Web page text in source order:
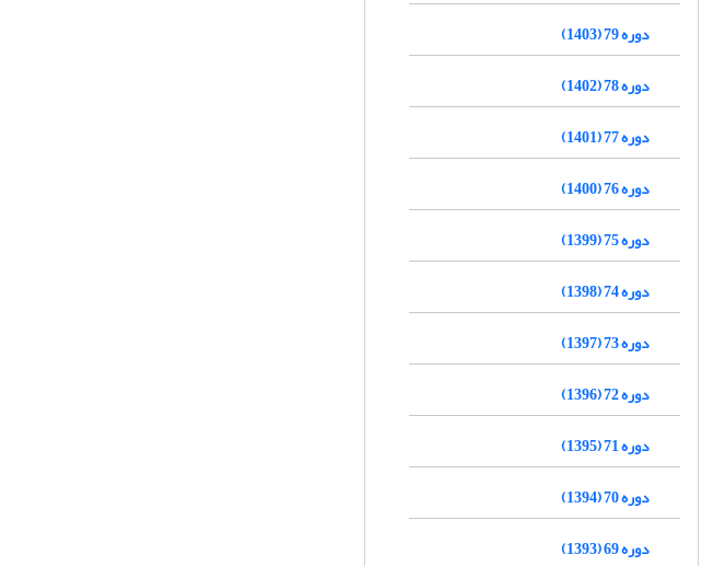
دوره 79 (1403)
دوره 78 (1402)
دوره 77 (1401)
دوره 76 (1400)
دوره 75 (1399)
دوره 74 (1398)
دوره 73 (1397)
دوره 72 (1396)
دوره 71 (1395)
دوره 70 (1394)
دوره 69 (1393)